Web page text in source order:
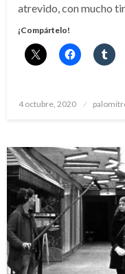
atrevido, con mucho
¡Compártelo!
Publicado
4 octubre, 2020